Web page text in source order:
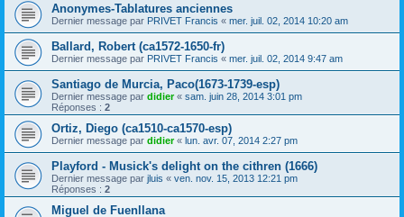
Anonymes-Tablatures anciennes
Dernier message par PRIVET Francis « mer. juil. 02, 2014 10:20 am
Ballard, Robert (ca1572-1650-fr)
Dernier message par PRIVET Francis « mer. juil. 02, 2014 9:47 am
Santiago de Murcia, Paco(1673-1739-esp)
Dernier message par didier« sam. juin 28, 2014 3:01 pm
Réponses : 2
Ortiz, Diego (ca1510-ca1570-esp)
Dernier message par didier« lun. avr. 07, 2014 2:27 pm
Playford - Musick's delight on the cithren (1666)
Dernier message par jluis « ven. nov. 15, 2013 12:21 pm
Réponses : 2
Miguel de Fuenllana